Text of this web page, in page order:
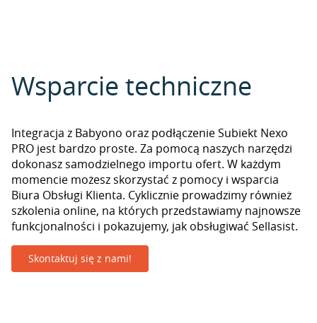
Wsparcie techniczne
Integracja z Babyono oraz podłączenie Subiekt Nexo
PRO jest bardzo proste. Za pomocą naszych narzędzi
dokonasz samodzielnego importu ofert. W każdym
momencie możesz skorzystać z pomocy i wsparcia
Biura Obsługi Klienta. Cyklicznie prowadzimy również
szkolenia online, na których przedstawiamy najnowsze
funkcjonalności i pokazujemy, jak obsługiwać Sellasist.
Skontaktuj się z nami!